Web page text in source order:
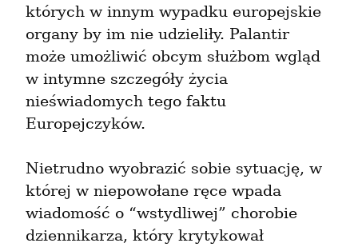
których w innym wypadku europejskie
organy by im nie udzieliły. Palantir
może umożliwić obcym służbom wgląd
w intymne szczegóły życia
nieświadomych tego faktu
Europejczyków.
Nietrudno wyobrazić sobie sytuację, w
której w niepowołane ręce wpada
wiadomość o “wstydliwej” chorobie
dziennikarza, który krytykował